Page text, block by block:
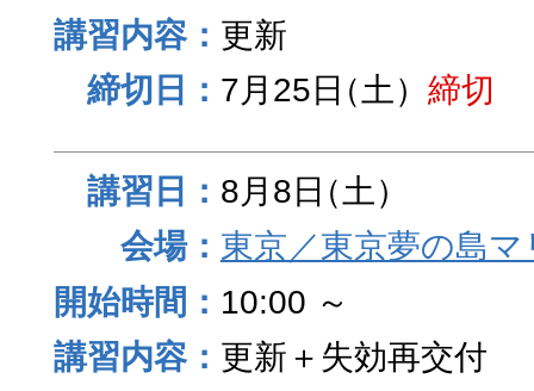
更新
7月25日（土） 締切
8月8日（土）
東京／東京夢の島マ
10:00 ～
更新＋失効再交付